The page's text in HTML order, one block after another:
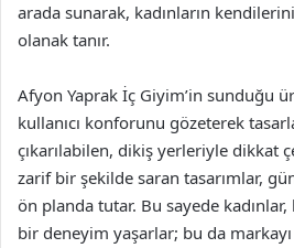
arada sunarak, kadınların
olanak tanır.
Afyon Yaprak İç Giyim’in sunduğu
kullanıcı konforunu gözeterek
çıkarılabilen, dikiş yerleriyle dikkat
zarif bir şekilde saran tasarımlar,
ön planda tutar. Bu sayede
bir deneyim yaşarlar; bu da